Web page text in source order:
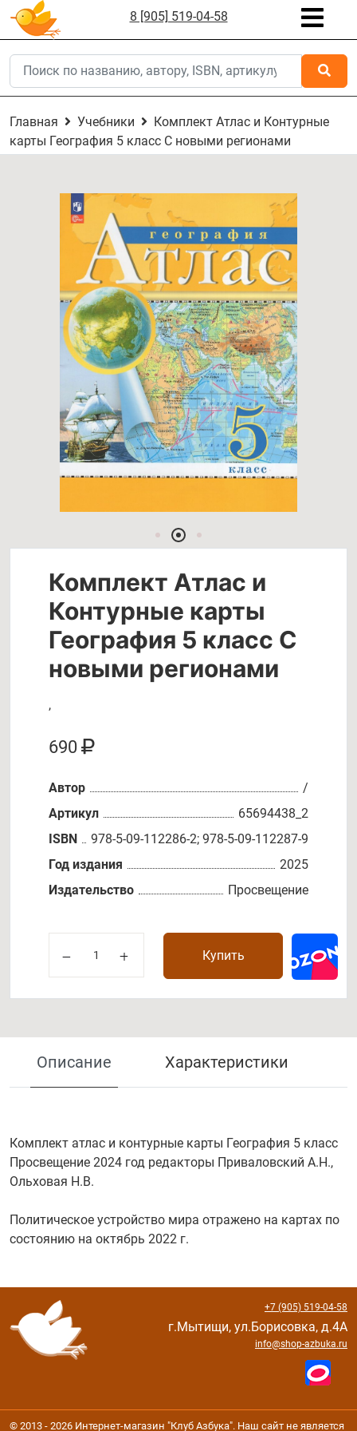
8 [905] 519-04-58
Главная Учебники
Комплект Атлас и Контурные
карты География 5 класс С новыми регионами
Комплект Атлас и
Контурные карты
География 5 класс С
новыми регионами
,
690
Автор
/
Артикул
65694438_2
ISBN
978-5-09-112286-2; 978-5-09-112287-9
Год издания
2025
Издательство
Просвещение
Купить
Описание Характеристики
Комплект атлас и контурные карты География 5 класс
Просвещение 2024 год редакторы Приваловский А.Н.,
Ольховая Н.В.
Политическое устройство мира отражено на картах по
состоянию на октябрь 2022 г.
+7 (905) 519-04-58
г.Мытищи, ул.Борисовка, д.4А
info@shop-azbuka.ru
© 2013 - 2026 Интернет-магазин "Клуб Азбука". Наш сайт не является